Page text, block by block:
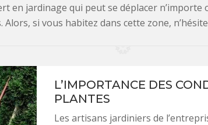
en jardinage qui peut se déplacer n’importe
Alors, si vous habitez dans cette zone,
L’IMPORTANCE DES
PLANTES
Les artisans jardiniers de